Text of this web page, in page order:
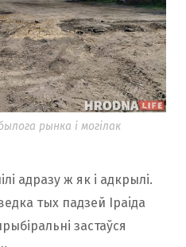
рынка і могілак
адразу ж як і адкрылі.
тых падзей Iраiда
застаўся